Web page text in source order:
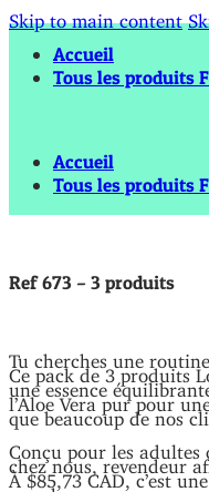
Skip to main content
Accueil
Tous les produits
Accueil
Tous les produits
Ref 673 – 3 produits
Tu cherches une
Ce pack de 3 produits
une essence
l’Aloe Vera pur pour
que beaucoup de nos
Conçu pour les adultes
chez nous, revendeur
À $85,73 CAD, c’est